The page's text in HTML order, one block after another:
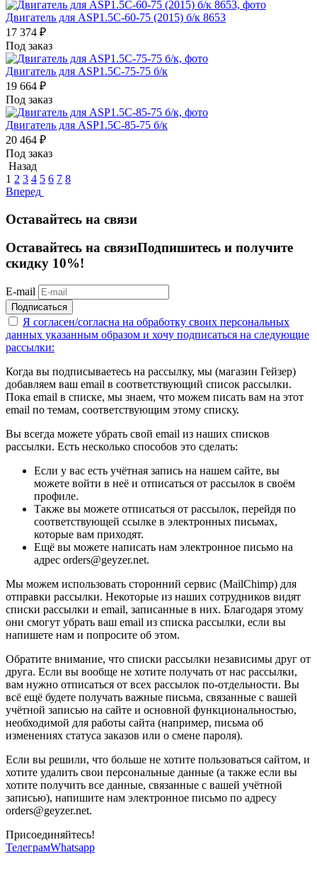
Двигатель для ASP1.5C-60-75 (2015) б/к 8653
17 374 ₽
Под заказ
Двигатель для ASP1.5C-75-75 б/к
19 664 ₽
Под заказ
Двигатель для ASP1.5C-85-75 б/к
20 464 ₽
Под заказ
Назад
1 2 3 4 5 6 7 8
Вперед
Оставайтесь на связи
Оставайтесь на связиПодпишитесь и получите
скидку 10%!
E-mail
Подписаться
Я согласен/согласна на обработку своих персональных
данных указанным образом и хочу подписаться на следующие
рассылки:
Когда вы подписываетесь на рассылку, мы (магазин Гейзер)
добавляем ваш email в соответствующий список рассылки.
Пока email в списке, мы знаем, что можем писать вам на этот
email по темам, соответствующим этому списку.
Вы всегда можете убрать свой email из наших списков
рассылки. Есть несколько способов это сделать:
Если у вас есть учётная запись на нашем сайте, вы
можете войти в неё и отписаться от рассылок в своём
профиле.
Также вы можете отписаться от рассылок, перейдя по
соответствующей ссылке в электронных письмах,
которые вам приходят.
Ещё вы можете написать нам электронное письмо на
адрес orders@geyzer.net.
Мы можем использовать сторонний сервис (MailChimp) для
отправки рассылки. Некоторые из наших сотрудников видят
списки рассылки и email, записанные в них. Благодаря этому
они смогут убрать ваш email из списка рассылки, если вы
напишете нам и попросите об этом.
Обратите внимание, что списки рассылки независимы друг от
друга. Если вы вообще не хотите получать от нас рассылки,
вам нужно отписаться от всех рассылок по-отдельности. Вы
всё ещё будете получать важные письма, связанные с вашей
учётной записью на сайте и основной функциональностью,
необходимой для работы сайта (например, письма об
изменениях статуса заказов или о смене пароля).
Если вы решили, что больше не хотите пользоваться сайтом, и
хотите удалить свои персональные данные (а также если вы
хотите получить все данные, связанные с вашей учётной
записью), напишите нам электронное письмо по адресу
orders@geyzer.net.
Присоединяйтесь!
ТелеграмWhatsapp